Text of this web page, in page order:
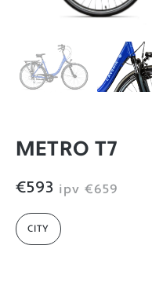
METRO T7
€593 ipv €659
CITY